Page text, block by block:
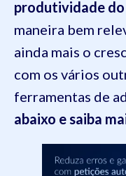
produtividade
maneira bem
ainda mais o
com os vários
ferramentas de
abaixo e saiba